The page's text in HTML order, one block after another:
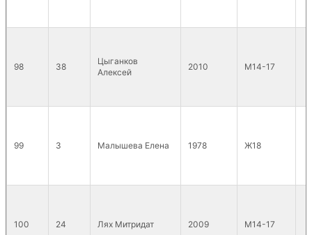
98 38
Цыганков
Алексей
2010 М14-17
99 3 Малышева Елена 1978 Ж18
100 24 Лях Митридат 2009 М14-17